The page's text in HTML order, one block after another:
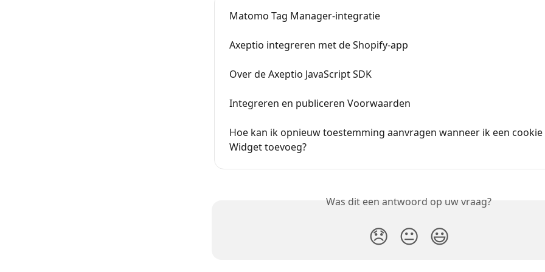
Matomo Tag Manager-integratie
Axeptio integreren met de Shopify-app
Over de Axeptio JavaScript SDK
Integreren en publiceren Voorwaarden
Hoe kan ik opnieuw toestemming aanvragen wanneer ik een cookie
Widget toevoeg?
Was dit een antwoord op uw vraag?
😞 😐 😃